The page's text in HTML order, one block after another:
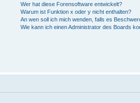
Wer hat diese Forensoftware entwickelt?
Warum ist Funktion x oder y nicht enthalten?
An wen soll ich mich wenden, falls es
Wie kann ich einen Administrator des Boards